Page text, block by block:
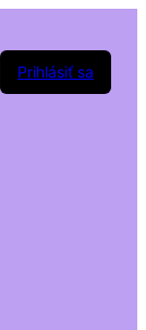
Prihlásiť sa